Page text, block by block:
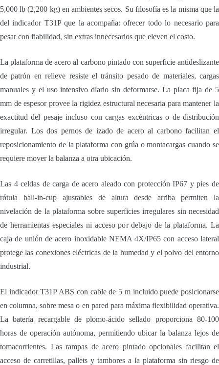
5,000 lb (2,200 kg) en ambientes secos. Su filosofía es la misma que la
del indicador T31P que la acompaña: ofrecer todo lo necesario para
pesar con fiabilidad, sin extras innecesarios que eleven el costo.
La plataforma de acero al carbono pintado con superficie antideslizante
de patrón en relieve resiste el tránsito pesado de materiales, cargas
manuales y el uso intensivo diario sin deformarse. La placa fija de 5
mm de espesor provee la rigidez estructural necesaria para mantener la
exactitud del pesaje incluso con cargas excéntricas o de distribución
irregular. Los dos pernos de izado de acero al carbono facilitan el
reposicionamiento de la plataforma con grúa o montacargas cuando se
requiere mover la balanza a otra ubicación.
Las 4 celdas de carga de acero aleado con protección IP67 y pies de
rótula ball-in-cup ajustables de altura desde arriba permiten la
nivelación de la plataforma sobre superficies irregulares sin necesidad
de herramientas especiales ni acceso por debajo de la plataforma. La
caja de unión de acero inoxidable NEMA 4X/IP65 con acceso lateral
protege las conexiones eléctricas de la humedad y el polvo del entorno
industrial.
El indicador T31P ABS con cable de 5 m incluido puede posicionarse
en columna, sobre mesa o en pared para máxima flexibilidad operativa.
La batería recargable de plomo-ácido sellado proporciona 80-100
horas de operación autónoma, permitiendo ubicar la balanza lejos de
tomacorrientes. Las rampas de acero pintado opcionales facilitan el
acceso de carretillas, pallets y tambores a la plataforma sin riesgo de